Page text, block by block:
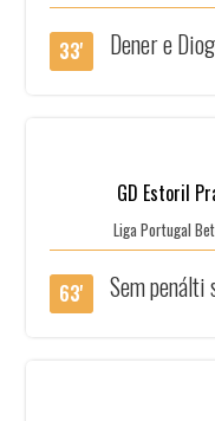
33' Dener e
GD Estoril
Liga Portugal
63' Sem penálti